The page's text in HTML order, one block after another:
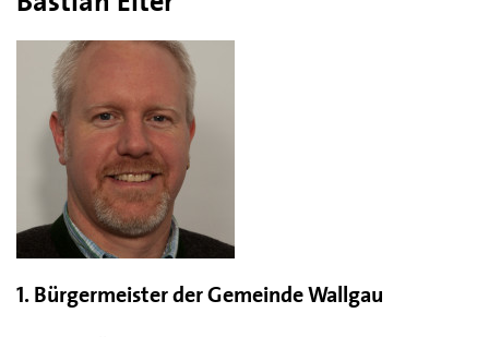
1. Bürgermeister der Gemeinde Wallgau